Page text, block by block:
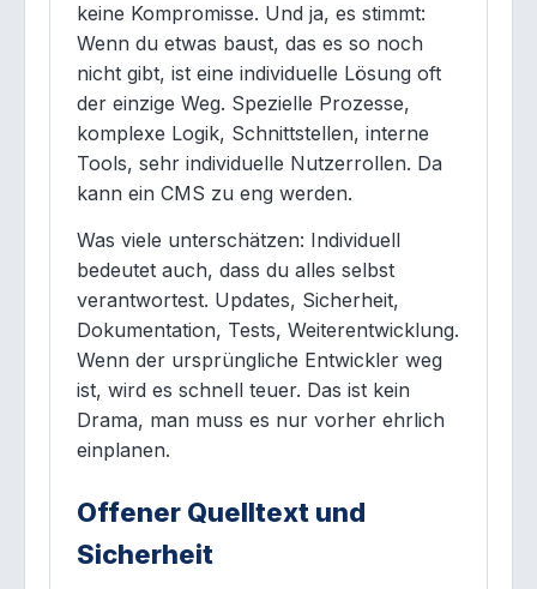
keine Kompromisse. Und ja, es stimmt:
Wenn du etwas baust, das es so noch
nicht gibt, ist eine individuelle Lösung oft
der einzige Weg. Spezielle Prozesse,
komplexe Logik, Schnittstellen, interne
Tools, sehr individuelle Nutzerrollen. Da
kann ein CMS zu eng werden.
Was viele unterschätzen: Individuell
bedeutet auch, dass du alles selbst
verantwortest. Updates, Sicherheit,
Dokumentation, Tests, Weiterentwicklung.
Wenn der ursprüngliche Entwickler weg
ist, wird es schnell teuer. Das ist kein
Drama, man muss es nur vorher ehrlich
einplanen.
Offener Quelltext und
Sicherheit